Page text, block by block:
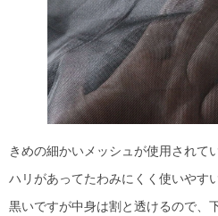
きめの細かいメッシュが使用されて
ハリがあってたわみにくく使いやす
黒いですが中身は割と透けるので、